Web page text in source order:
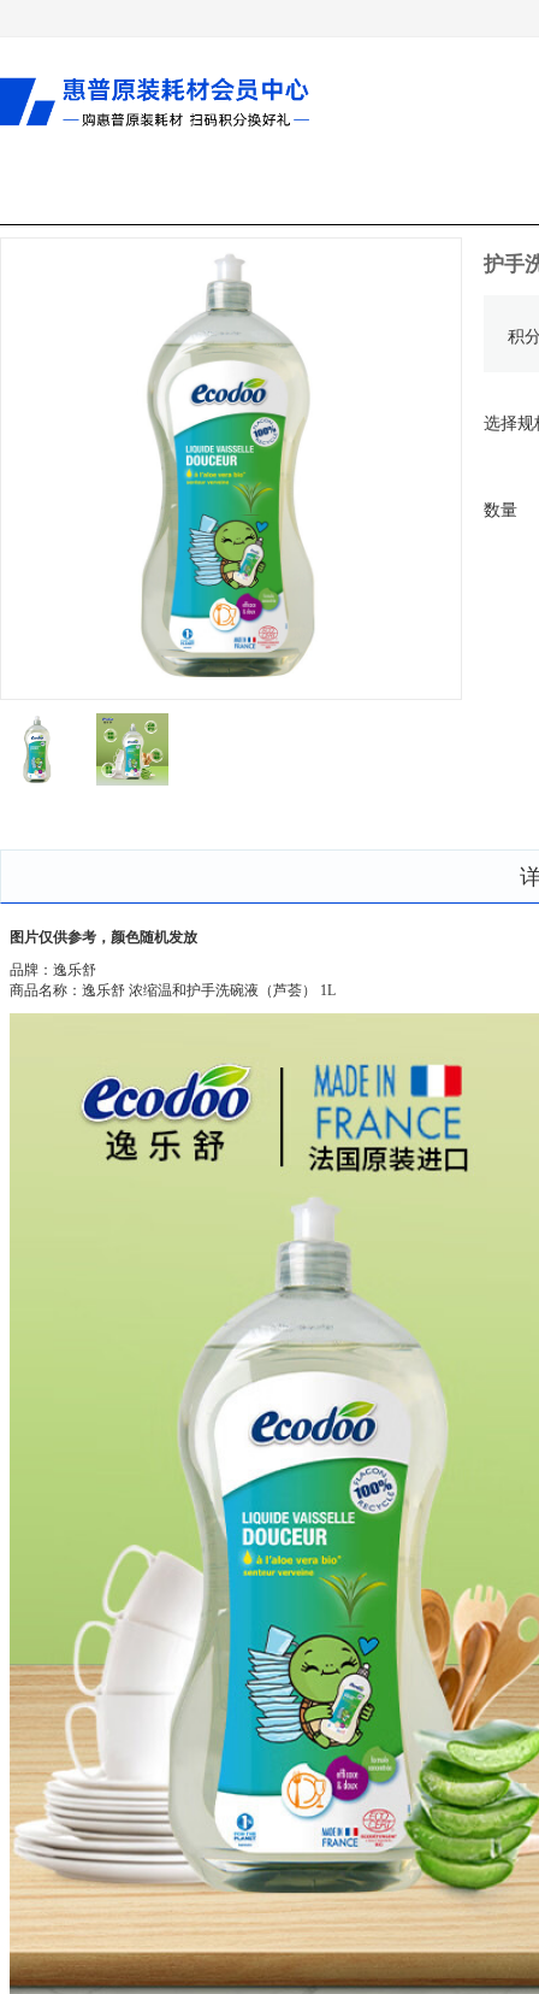
护手
积
选择规
数量
图片仅供参考，颜色随机发放
品牌：逸乐舒
商品名称：逸乐舒 浓缩温和护手洗碗液（芦荟） 1L